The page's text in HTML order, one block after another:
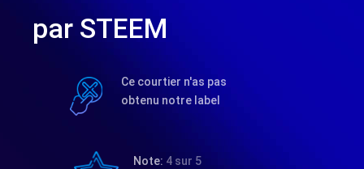
par STEEM
Ce courtier n'as pas
obtenu notre label
Note: 4 sur 5